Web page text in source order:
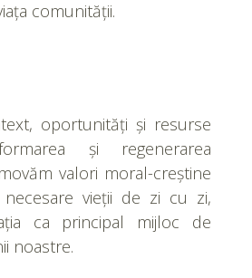
comunității.
oportunități și resurse
și regenerarea
valori moral-creștine
vieții de zi cu zi,
ca principal mijloc de
noastre.